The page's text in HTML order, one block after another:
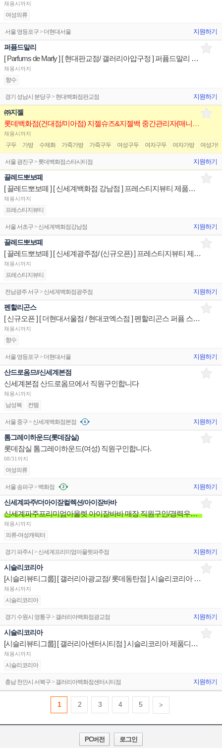
채용시까지
여성의류
서울 영등포구 > 더현대서울 지원하기
퍼퓸드말리
[ Parfums de Marly ] [ 현대판교점/ 갤러리아압구정 ] 퍼퓸드말리 세일즈리스트 매장판매사원
채용시까지
향수
경기 성남시 분당구 > 현대백화점판교점 지원하기
㈜지젤
롯데백화점(건대점/미아점) 지젤슈즈&지젤백 중간관리자(매니저) 구인합니다
채용시까지
구두 가방 수제화 가죽가방 가죽구두 여성구두 여자구두 여자가방 여성가방
서울 광진구 > 롯데백화점스타시티점 지원하기
끌레드뽀보떼
[ 끌레드뽀보떼 ] [ 신세계백화점 강남점 ] 프레스티지뷰티 제품디스플레이 매장판매사원
채용시까지
프레스티지뷰티
서울 서초구 > 신세계백화점강남점 지원하기
끌레드뽀보떼
[ 끌레드뽀보떼 ] [ 신세계광주점/ (신규오픈) ] 프레스티지뷰티 제품디스플레이 매장판매사원
채용시까지
프레스티지뷰티
전남광주 서구 > 신세계백화점광주점 지원하기
펜할리곤스
[ 신규오픈 ] [ 더현대서울점 / 현대코엑스점 ] 펜할리곤스 퍼퓸 스페셜리스트 매장판매사원
채용시까지
향수
서울 영등포구 > 더현대서울 지원하기
산드로옴므//신세계본점
신세계본점 산드로옴므에서 직원구인합니다
채용시까지
남성복 컨템
서울 중구 > 신세계백화점본점 지원하기
톰그레이하운드(롯데잠실)
롯데잠실 톰그레이하운드(여성) 직원구인합니다.
08/31까지
여성의류
서울 송파구 > 백화점 지원하기
신세계파주/더아이잗컬렉션/아이잗바바
신세계파주프리미엄아울렛 아이잗바바 매장 직원구인/경력우대/분위기좋은매장/장기근무환영
채용시까지
의류-여성캐릭터
경기 파주시 > 신세계프리미엄아울렛파주점 지원하기
시슬리코리아
[시슬리뷰티그룹] [ 갤러리아광교점/ 롯데동탄점 ] 시슬리코리아 제품디스플레이 매장판매사원
채용시까지
시슬리코리아
경기 수원시 영통구 > 갤러리아백화점광교점 지원하기
시슬리코리아
[시슬리뷰티그룹] [ 갤러리아센터시티점 ] 시슬리코리아 제품디스플레이 매장판매사원
채용시까지
시슬리코리아
충남 천안시 서북구 > 갤러리아백화점센터시티점 지원하기
1 2 3 4 5 >
PC버전 로그인